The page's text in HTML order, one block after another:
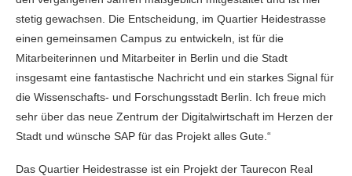
stetig gewachsen. Die Entscheidung, im Quartier Heidestrasse
einen gemeinsamen Campus zu entwickeln, ist für die
Mitarbeiterinnen und Mitarbeiter in Berlin und die Stadt
insgesamt eine fantastische Nachricht und ein starkes Signal für
die Wissenschafts- und Forschungsstadt Berlin. Ich freue mich
sehr über das neue Zentrum der Digitalwirtschaft im Herzen der
Stadt und wünsche SAP für das Projekt alles Gute.“
Das Quartier Heidestrasse ist ein Projekt der Taurecon Real